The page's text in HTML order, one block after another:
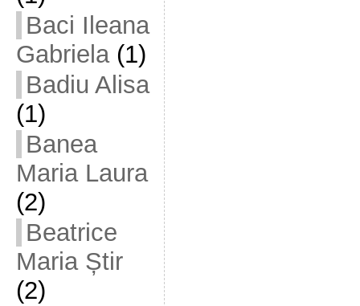
Baci Ileana
Gabriela(1)
Badiu Alisa
(1)
Banea
Maria Laura
(2)
Beatrice
Maria Știr
(2)